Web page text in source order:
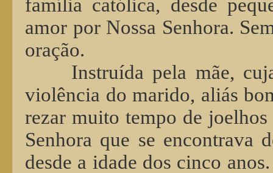
família católica, desde
amor por Nossa Senhora.
oração.
Instruída pela mãe,
violência do marido, aliás
rezar muito tempo de
Senhora que se encontrava
desde a idade dos cinco